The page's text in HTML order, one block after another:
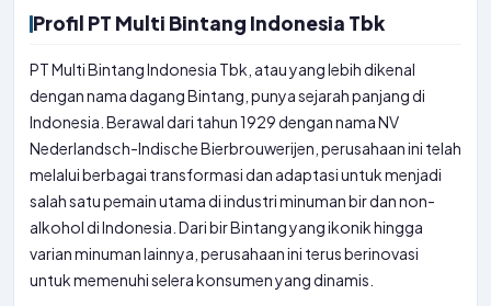
Profil PT Multi Bintang Indonesia Tbk
PT Multi Bintang Indonesia Tbk, atau yang lebih dikenal
dengan nama dagang Bintang, punya sejarah panjang di
Indonesia. Berawal dari tahun 1929 dengan nama NV
Nederlandsch-Indische Bierbrouwerijen, perusahaan ini telah
melalui berbagai transformasi dan adaptasi untuk menjadi
salah satu pemain utama di industri minuman bir dan non-
alkohol di Indonesia. Dari bir Bintang yang ikonik hingga
varian minuman lainnya, perusahaan ini terus berinovasi
untuk memenuhi selera konsumen yang dinamis.